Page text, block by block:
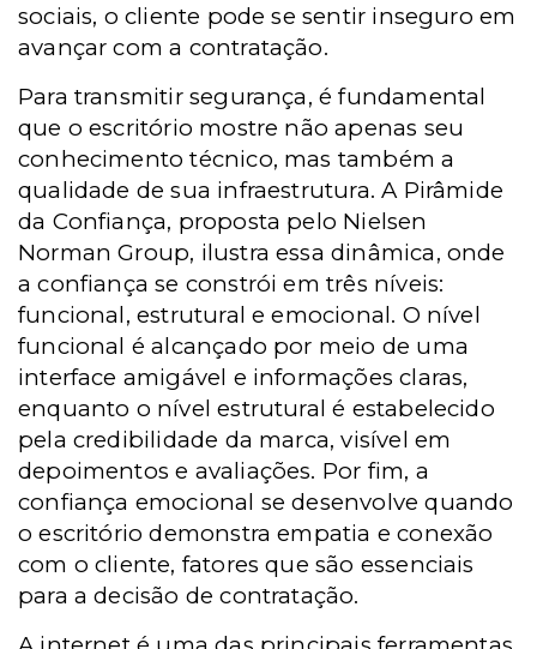
sociais, o cliente pode se sentir inseguro em
avançar com a contratação.
Para transmitir segurança, é fundamental
que o escritório mostre não apenas seu
conhecimento técnico, mas também a
qualidade de sua infraestrutura. A Pirâmide
da Confiança, proposta pelo Nielsen
Norman Group, ilustra essa dinâmica, onde
a confiança se constrói em três níveis:
funcional, estrutural e emocional. O nível
funcional é alcançado por meio de uma
interface amigável e informações claras,
enquanto o nível estrutural é estabelecido
pela credibilidade da marca, visível em
depoimentos e avaliações. Por fim, a
confiança emocional se desenvolve quando
o escritório demonstra empatia e conexão
com o cliente, fatores que são essenciais
para a decisão de contratação.